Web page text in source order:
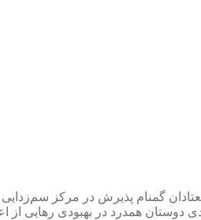
گمنام پذیرش در مرکز سم‌زدایی
دوستان همدرد در بهبودی رهایی از